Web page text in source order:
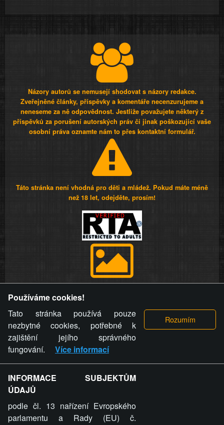
Názory autorů se nemusejí shodovat s názory redakce.
Zveřejněné články, příspěvky a komentáře necenzurujeme a
neneseme za ně odpovědnost. Jestliže považujete některý z
příspěvků za porušení autorských práv či jinak poškozující vaše
osobní práva oznamte nám to přes kontaktní formulář.
Táto stránka není vhodná pro děti a mládež. Pokud máte méně
než 18 let, odejděte, prosím!
videa a komentáře. Osoba, které se toto opatření provozovatele
stránky týče, ani osoba, která umístila fotografii nebo video na
stránku, nemůže z důvodu odstranění fotografie, videa nebo
komentáře pro výše uvedenou okolnost uplatnit vůči
provozovateli stránky žádný nárok na náhradu škody nebo
nemajetkové újmy.
ZVRÁCENÝ.CZ - Svět není zvrácenej. To jen
ty lidi...
Používáme cookies!
Tato stránka používá pouze
nezbytné cookies, potřebné k
zajištění jejího správného
fungování.
Více informací
INFORMACE SUBJEKTŮM
ÚDAJŮ
podle čl. 13 nařízení Evropského
parlamentu a Rady (EU) č.